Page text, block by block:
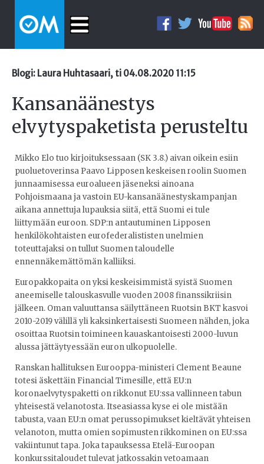
Blogi: Laura Huhtasaari, ti 04.08.2020 11:15
Kansanäänestys
elvytyspaketista perusteltu
Mikko Elo tuo kirjoituksessaan (SK 3.8.) aivan oikein esiin
puoluetoverinsa Paavo Lipposen keskeisen roolin Suomen
junnaamisessa euroalueen jäseneksi ainoana
Pohjoismaana ja vastoin EU-kansanäänestyskampanjan
aikana annettuja lupauksia siitä, että Suomi ei tule
liittymään euroon. SDP:n antautuminen Lipposen
henkilökohtaisten eurofederalististen unelmien
toteuttajaksi on tullut Suomen taloudelle
ennennäkemättömän kalliiksi.
Europakkopaita on yksi keskeisimmistä syistä Suomen
aneemiselle talouskasvulle vuoden 2008 finanssikriisin
jälkeen. Oman valuuttansa säilyttäneen Ruotsin BKT kasvoi
2010-2019 välillä yli kaksinkertaisesti Suomeen nähden, joka
osoittaa Ruotsin toimineen kauaskantoisesti 2000-luvun
alussa jättäytyessään euron ulkopuolelle.
Ranskan hallituksen Eurooppa-ministeri Clement Beaune
totesi äskettäin Financial Timesille, että EU:n
koronaelvytyspaketti on rikkonut EU:ssa vallinneen tabun
yhteisestä velanotosta. Itseasiassa kyse ei ole mistään
tabusta, vaan EU:n omat perussopimukset kieltävät yhteisen
velanoton, mutta omien sopimusten rikkominen on EU:ssa
vakiintunut tapa. Joka tapauksessa Etelä-Euroopan
konkurssitaloudet tulevat jatkossakin vetoamaan